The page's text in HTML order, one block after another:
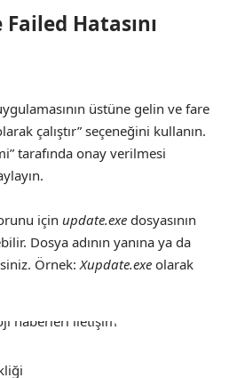
Hatasını
üstüne gelin ve fare
çalıştır” seçeneğini kullanın.
tarafında onay verilmesi
için update.exe dosyasının
Dosya adının yanına ya da
Örnek:Xupdate.exe olarak